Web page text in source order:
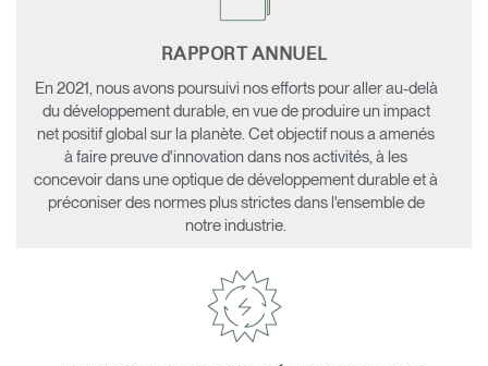
RAPPORT ANNUEL
En 2021, nous avons poursuivi nos efforts pour aller au-delà
du développement durable, en vue de produire un impact
net positif global sur la planète. Cet objectif nous a amenés
à faire preuve d'innovation dans nos activités, à les
concevoir dans une optique de développement durable et à
préconiser des normes plus strictes dans l'ensemble de
notre industrie.